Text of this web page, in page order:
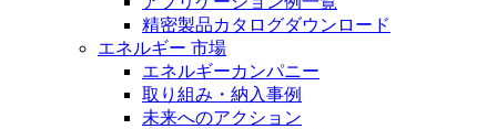
精密製品カタログダウンロード
エネルギー 市場
エネルギーカンパニー
取り組み・納入事例
未来へのアクション